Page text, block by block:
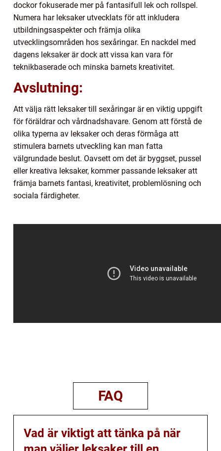
dockor fokuserade mer på fantasifull lek och rollspel.
Numera har leksaker utvecklats för att inkludera
utbildningsaspekter och främja olika
utvecklingsområden hos sexåringar. En nackdel med
dagens leksaker är dock att vissa kan vara för
teknikbaserade och minska barnets kreativitet.
Avslutning:
Att välja rätt leksaker till sexåringar är en viktig uppgift
för föräldrar och vårdnadshavare. Genom att förstå de
olika typerna av leksaker och deras förmåga att
stimulera barnets utveckling kan man fatta
välgrundade beslut. Oavsett om det är byggset, pussel
eller kreativa leksaker, kommer passande leksaker att
främja barnets fantasi, kreativitet, problemlösning och
sociala färdigheter.
FAQ
Vad är viktigt att tänka på när